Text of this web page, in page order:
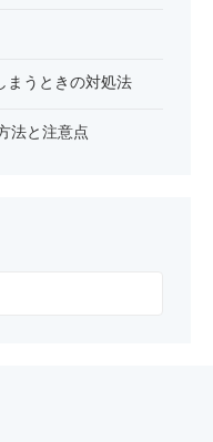
まうときの対処法
法と注意点